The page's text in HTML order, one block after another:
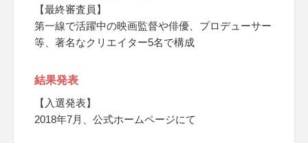
【最終審査員】
第一線で活躍中の映画監督や俳優、プロデューサー
等、著名なクリエイター5名で構成
結果発表
【入選発表】
2018年7月、公式ホームページにて